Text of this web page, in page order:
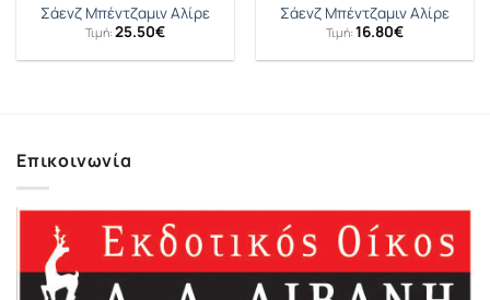
Σάενζ Μπέντζαμιν Αλίρε
Τιμή: 25.50€
Σάενζ Μπέντζαμιν Αλίρε
Τιμή: 16.80€
Επικοινωνία